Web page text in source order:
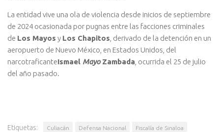
La entidad vive una ola de violencia desde inicios de septiembre
de 2024 ocasionada por pugnas entre las facciones criminales
de Los Mayos y Los Chapitos , derivado de la detención en un
aeropuerto de Nuevo México, en Estados Unidos, del
narcotraficanteIsmael MayoZambada , ocurrida el 25 de julio
del año pasado.
Etiquetas: Culiacán Defensa Nacional Fiscalía de Sinaloa